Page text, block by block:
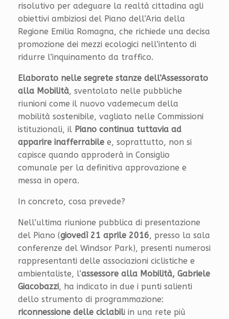
risolutivo per adeguare la realtà cittadina agli
obiettivi ambiziosi del Piano dell’Aria della
Regione Emilia Romagna, che richiede una decisa
promozione dei mezzi ecologici nell’intento di
ridurre l’inquinamento da traffico.
Elaborato nelle segrete stanze dell’Assessorato
alla Mobilità, sventolato nelle pubbliche
riunioni come il nuovo vademecum della
mobilità sostenibile, vagliato nelle Commissioni
istituzionali, il Piano continua tuttavia ad
apparire inafferrabile e, soprattutto, non si
capisce quando approderà in Consiglio
comunale per la definitiva approvazione e
messa in opera.
In concreto, cosa prevede?
Nell’ultima riunione pubblica di presentazione
del Piano (giovedì 21 aprile 2016, presso la sala
conferenze del Windsor Park), presenti numerosi
rappresentanti delle associazioni ciclistiche e
ambientaliste, l’assessore alla Mobilità, Gabriele
Giacobazzi, ha indicato in due i punti salienti
dello strumento di programmazione:
riconnessione delle ciclabili in una rete più